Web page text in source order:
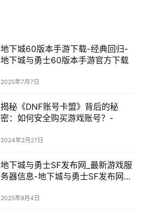
地下城60版本手游下载-经典回归-
地下城与勇士60版本手游官方下载
2025年7月7日
揭秘《DNF账号卡盟》背后的秘
密：如何安全购买游戏账号？-
2024年2月27日
地下城与勇士SF发布网_最新游戏服
务器信息-地下城与勇士SF发布网提
2025年8月4日